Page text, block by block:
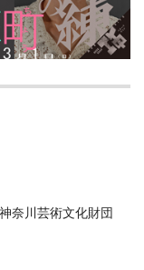
神奈川芸術文化財団